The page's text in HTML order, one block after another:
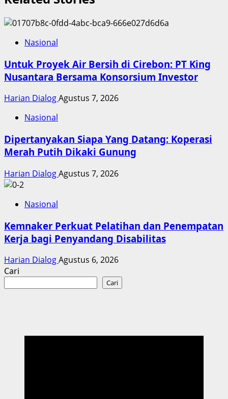
Nasional
Untuk Proyek Air Bersih di Cirebon: PT King
Nusantara Bersama Konsorsium Investor
Harian DialogAgustus 7, 2026
Nasional
Dipertanyakan Siapa Yang Datang: Koperasi
Merah Putih Dikaki Gunung
Harian DialogAgustus 7, 2026
Nasional
Kemnaker Perkuat Pelatihan dan Penempatan
Kerja bagi Penyandang Disabilitas
Harian DialogAgustus 6, 2026
Cari
Cari